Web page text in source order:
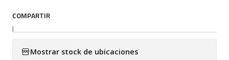
COMPARTIR
|
Mostrar stock de ubicaciones